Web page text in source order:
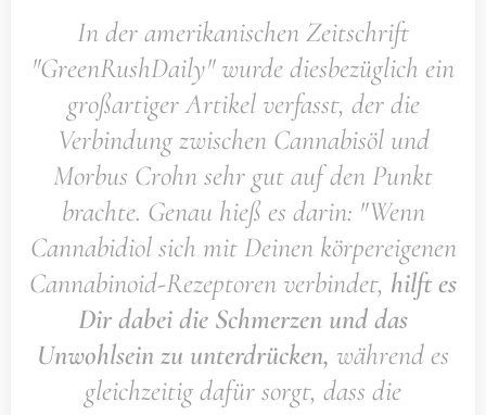
In der amerikanischen Zeitschrift
"GreenRushDaily" wurde diesbezüglich ein
großartiger Artikel verfasst, der die
Verbindung zwischen Cannabisöl und
Morbus Crohn sehr gut auf den Punkt
brachte. Genau hieß es darin: "Wenn
Cannabidiol sich mit Deinen körpereigenen
Cannabinoid-Rezeptoren verbindet, hilft es
Dir dabei die Schmerzen und das
Unwohlsein zu unterdrücken, während es
gleichzeitig dafür sorgt, dass die